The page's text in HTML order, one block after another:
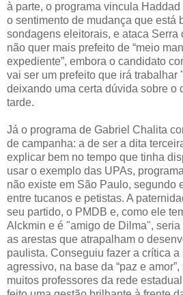
à parte, o programa vincula
o sentimento de mudança que está
sondagens eleitorais, e ataca
não quer mais prefeito de “meio
expediente”, embora o candidato
vai ser um prefeito que irá trabalhar
deixando uma certa dúvida sobre o
tarde.
Já o programa de Gabriel Chalita
de campanha: a de ser a dita
explicar bem no tempo que tinha
usar o exemplo das UPAs,
não existe em São Paulo, segundo
entre tucanos e petistas. A
seu partido, o PMDB e, como ele
Alckmin e é "amigo de Dilma",
as arestas que atrapalham o
paulista. Conseguiu fazer a crítica
agressivo, na base da “paz e
muitos professores da rede